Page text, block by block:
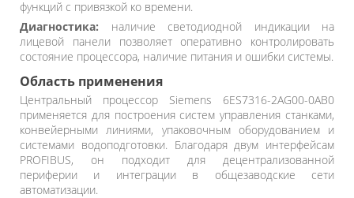
функций с привязкой ко времени.
Диагностика: наличие светодиодной индикации на
лицевой панели позволяет оперативно контролировать
состояние процессора, наличие питания и ошибки системы.
Область применения
Центральный процессор Siemens 6ES7316-2AG00-0AB0
применяется для построения систем управления станками,
конвейерными линиями, упаковочным оборудованием и
системами водоподготовки. Благодаря двум интерфейсам
PROFIBUS, он подходит для децентрализованной
периферии и интеграции в общезаводские сети
автоматизации.